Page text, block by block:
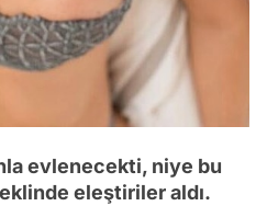
evlenecekti, niye bu
eleştiriler aldı.